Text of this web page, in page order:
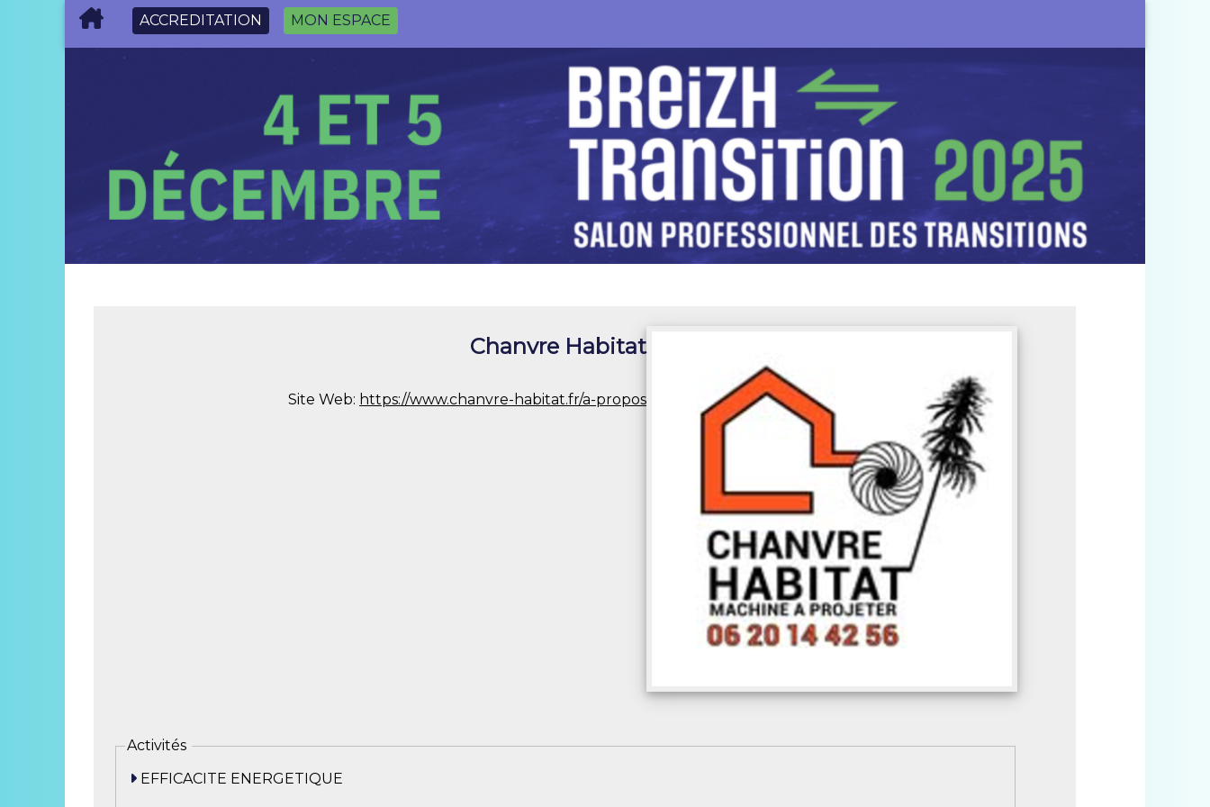
ACCREDITATION MON ESPACE
Chanvre Habitat
Site Web: https://www.chanvre-habitat.fr/a-propos
Activités
EFFICACITE ENERGETIQUE